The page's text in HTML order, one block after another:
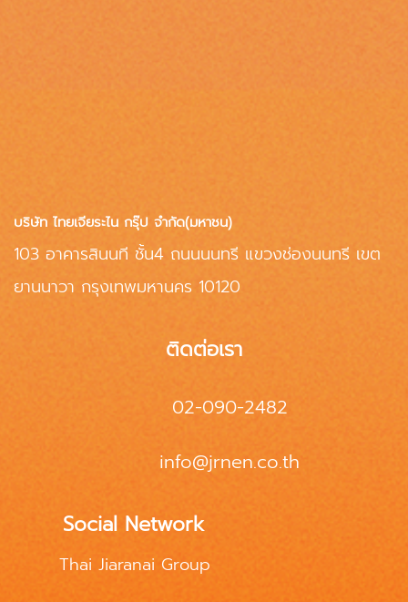
บริษัท ไทยเจียระไน กรุ๊ป จำกัด(มหาชน)
103 อาคารสินนที ชั้น4 ถนนนนทรี แขวงช่องนนทรี เขต
ยานนาวา กรุงเทพมหานคร 10120
ติดต่อเรา
02-090-2482
info@jrnen.co.th
Social Network
Thai Jiaranai Group